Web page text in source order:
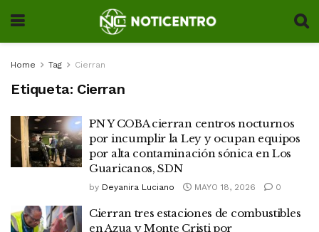
Home Tag Cierran
Etiqueta: Cierran
PN Y COBA cierran centros nocturnos
por incumplir la Ley y ocupan equipos
por alta contaminación sónica en Los
Guaricanos, SDN
by Deyanira Luciano MAYO 18, 2026 0
Cierran tres estaciones de combustibles
en Azua y Monte Cristi por